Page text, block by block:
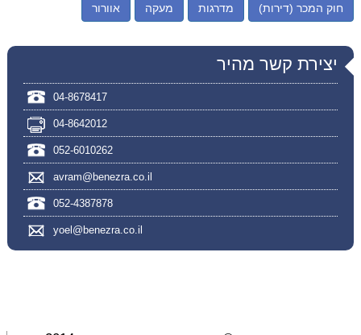
חוק המכר (דירות) מדרגות מעקה אוורור
יצירת קשר מהיר
04-8678417
04-8642012
052-6010262
avram@benezra.co.il
052-4387878
yoel@benezra.co.il